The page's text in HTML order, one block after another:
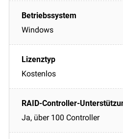
Windows
Kostenlos
Ja, über 100 Controller